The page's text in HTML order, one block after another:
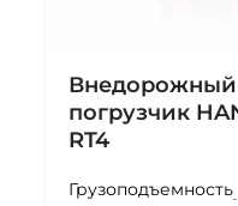
погрузчик
RT4
Грузоподъемность